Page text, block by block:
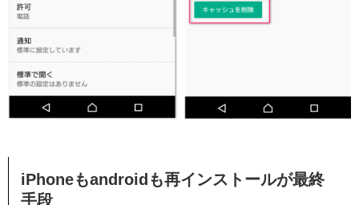
iPhoneもandroidも再インストールが最終
手段